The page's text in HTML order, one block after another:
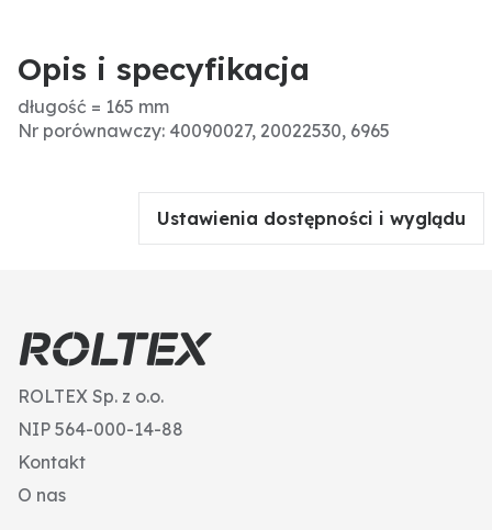
Opis i specyfikacja
długość = 165 mm
Nr porównawczy: 40090027, 20022530, 6965
Ustawienia dostępności i wyglądu
ROLTEX Sp. z o.o.
NIP 564-000-14-88
Kontakt
O nas